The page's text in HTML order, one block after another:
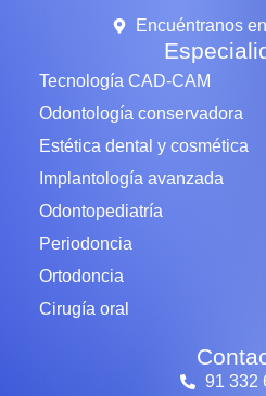
Encuéntranos
Tecnología CAD-CAM
Odontología conservadora
Estética dental y cosmética
Implantología avanzada
Odontopediatría
Periodoncia
Ortodoncia
Cirugía oral
91 332